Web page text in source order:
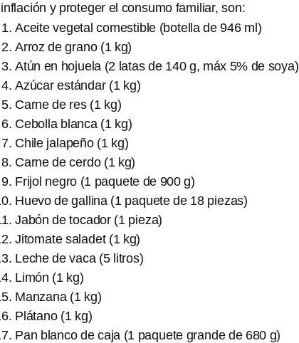
inflación y proteger el consumo familiar, son:
Aceite vegetal comestible (botella de 946 ml)
Arroz de grano (1 kg)
Atún en hojuela (2 latas de 140 g, máx 5% de soya)
Azúcar estándar (1 kg)
Carne de res (1 kg)
Cebolla blanca (1 kg)
Chile jalapeño (1 kg)
Carne de cerdo (1 kg)
Frijol negro (1 paquete de 900 g)
Huevo de gallina (1 paquete de 18 piezas)
Jabón de tocador (1 pieza)
Jitomate saladet (1 kg)
Leche de vaca (5 litros)
Limón (1 kg)
Manzana (1 kg)
Plátano (1 kg)
Pan blanco de caja (1 paquete grande de 680 g)